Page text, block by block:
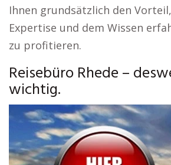
Ihnen grundsätzlich den
Expertise und dem Wissen
zu profitieren.
Reisebüro Rhede –
wichtig.